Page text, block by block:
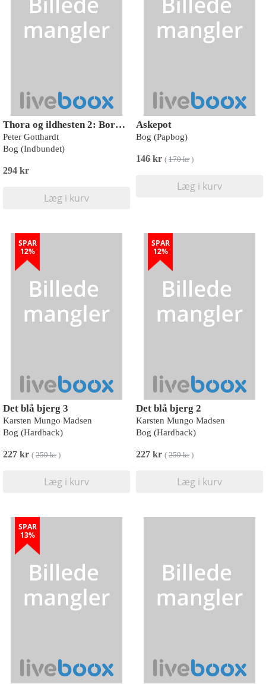
Thora og ildhesten 2: Borgen i Mørkedal
Peter Gotthardt
Bog (Indbundet)
294 kr
Læg i kurv
Askepot
Bog (Papbog)
146 kr ( 170 kr)
Læg i kurv
SPAR
12%
Det blå bjerg 3
Karsten Mungo Madsen
Bog (Hardback)
227 kr ( 259 kr)
Læg i kurv
SPAR
12%
Det blå bjerg 2
Karsten Mungo Madsen
Bog (Hardback)
227 kr ( 259 kr)
Læg i kurv
SPAR
13%